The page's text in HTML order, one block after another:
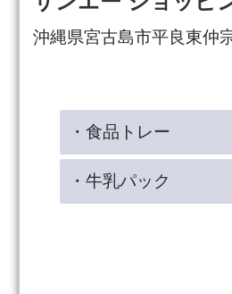
沖縄県宮古島市平良東仲
・食品トレー
・牛乳パック